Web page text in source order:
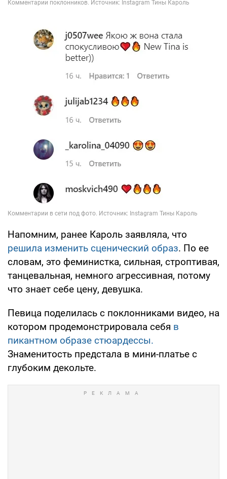
Напомним, ранее Кароль заявляла, что
решила изменить сценический образ. По ее
словам, это феминистка, сильная, строптивая,
танцевальная, немного агрессивная, потому
что знает себе цену, девушка.
Певица поделилась с поклонниками видео, на
котором продемонстрировала себя в
пикантном образе стюардессы.
Знаменитость предстала в мини-платье с
глубоким декольте.